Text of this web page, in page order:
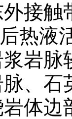
接触
热液
岩脉
、石
体边